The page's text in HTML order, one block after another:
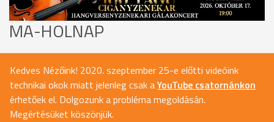
MA-HOLNAP
Kedves Nézőink! 2020. szeptember 25-e előtti videóink
technikai okok miatt jelenleg csak aYouTube csatornánkon
érhetőek el. Dolgozunk a probléma megoldásán.
Megértésüket köszönjük.